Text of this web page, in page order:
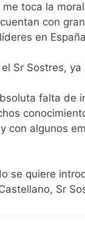
toca la
con
en
Sr Sostres,
falta de
algunos
se quiere
Sr